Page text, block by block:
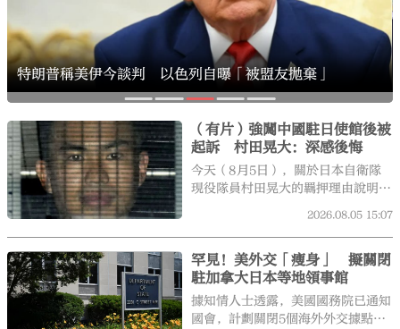
大公文匯
（有片）世界盃｜特朗普為冠軍頒獎後未按慣例退場 恩
芬天奴上前提醒
（有片）強闖中國駐日使館後被
起訴 村田晃大：深感後悔
今天（8月5日），關於日本自衛隊
現役隊員村田晃大的羈押理由說明程
2026.08.05 15:07
罕見！美外交「瘦身」 擬關閉
駐加拿大日本等地領事館
據知情人士透露，美國國務院已通知
國會，計劃關閉5個海外外交據點，